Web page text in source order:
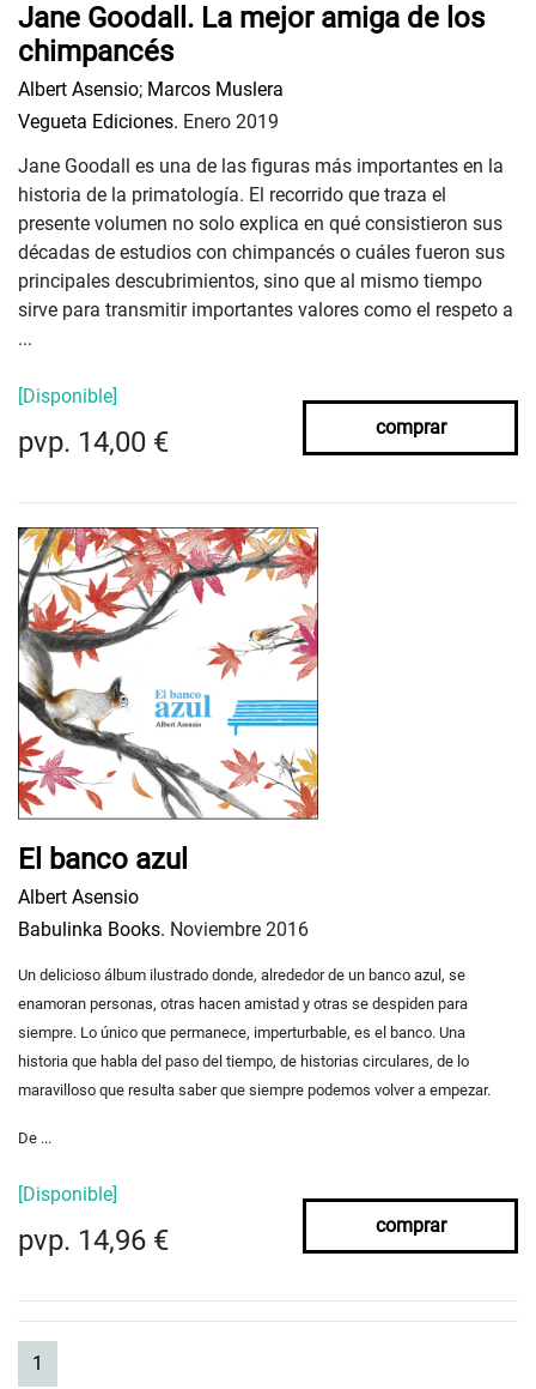
Jane Goodall. La mejor amiga de los
chimpancés
Albert Asensio; Marcos Muslera
Vegueta Ediciones. Enero 2019
Jane Goodall es una de las figuras más importantes en la
historia de la primatología. El recorrido que traza el
presente volumen no solo explica en qué consistieron sus
décadas de estudios con chimpancés o cuáles fueron sus
principales descubrimientos, sino que al mismo tiempo
sirve para transmitir importantes valores como el respeto a
...
[Disponible]
pvp. 14,00 € comprar
El banco azul
Albert Asensio
Babulinka Books. Noviembre 2016
Un delicioso álbum ilustrado donde, alrededor de un banco azul, se
enamoran personas, otras hacen amistad y otras se despiden para
siempre. Lo único que permanece, imperturbable, es el banco. Una
historia que habla del paso del tiempo, de historias circulares, de lo
maravilloso que resulta saber que siempre podemos volver a empezar.
De ...
[Disponible]
pvp. 14,96 € comprar
1